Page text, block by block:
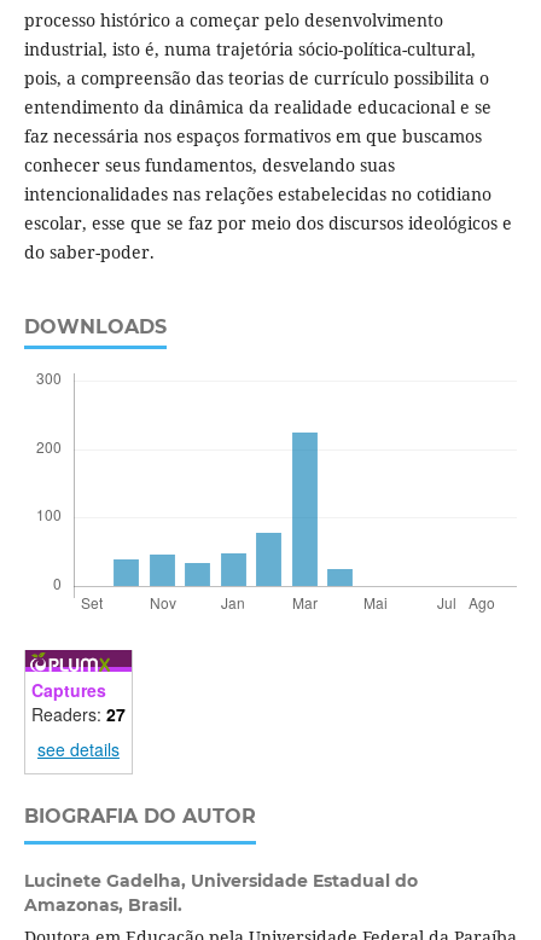
processo histórico a começar pelo desenvolvimento
industrial, isto é, numa trajetória sócio-política-cultural,
pois, a compreensão das teorias de currículo possibilita o
entendimento da dinâmica da realidade educacional e se
faz necessária nos espaços formativos em que buscamos
conhecer seus fundamentos, desvelando suas
intencionalidades nas relações estabelecidas no cotidiano
escolar, esse que se faz por meio dos discursos ideológicos e
do saber-poder.
DOWNLOADS
Captures
Readers: 27
see details
BIOGRAFIA DO AUTOR
Lucinete Gadelha, Universidade Estadual do
Amazonas, Brasil.